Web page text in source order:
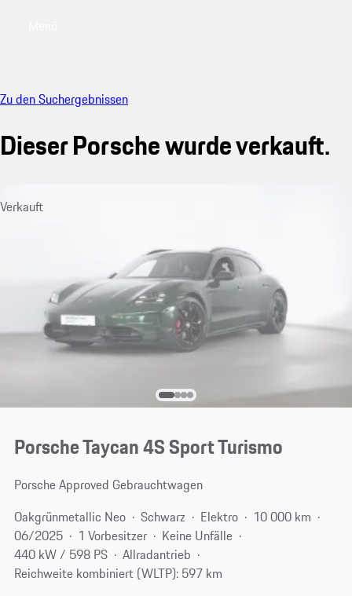
Zu den Suchergebnissen
Dieser Porsche wurde verkauft.
Verkauft
Porsche Taycan 4S Sport Turismo
Porsche Approved Gebrauchtwagen
Oakgrünmetallic Neo
Schwarz Elektro
10 000 km
06/2025
1 Vorbesitzer
Keine Unfälle
440 kW / 598 PS
Allradantrieb
Reichweite kombiniert (WLTP): 597 km